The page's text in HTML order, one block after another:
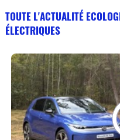
TOUTE L'ACTUALITÉ
ÉLECTRIQUES